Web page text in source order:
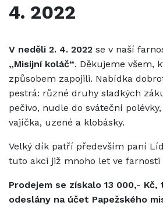
4. 2022
V neděli 2. 4. 2022 se v naší
„Misijní koláč“. Děkujeme všem,
způsobem zapojili. Nabídka
pestrá: různé druhy sladkých
pečivo, nudle do sváteční
vajíčka, uzené a klobásky.
Velký dík patří především paní
tuto akci již mnoho let ve farnosti
Prodejem se získalo 13 000,-
odeslány na účet Papežského